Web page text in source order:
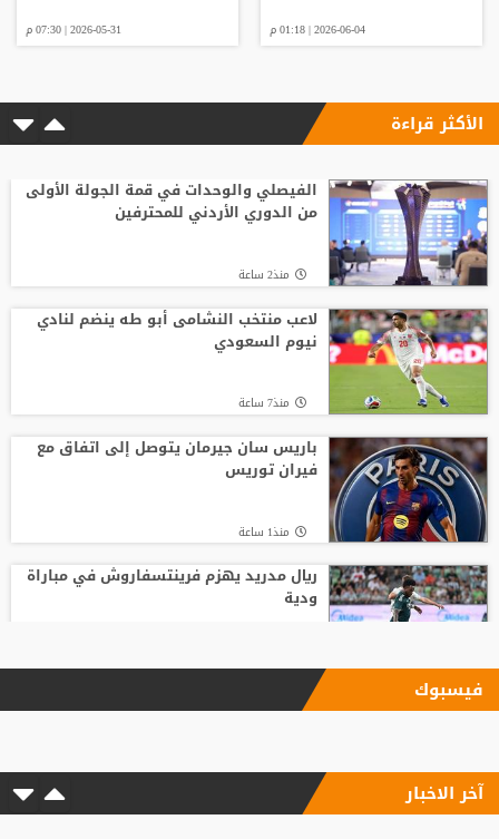
2026-06-04 | 01:18 م 2026-05-31 | 07:30 م
الأكثر قراءة
الفيصلي والوحدات في قمة الجولة الأولى
من الدوري الأردني للمحترفين
منذ2 ساعة
لاعب منتخب النشامى أبو طه ينضم لنادي
نيوم السعودي
منذ7 ساعة
باريس سان جيرمان يتوصل إلى اتفاق مع
فيران توريس
منذ1 ساعة
ريال مدريد يهزم فرينتسفاروش في مباراة
ودية
ليفربول يحسم صفقة أراخو لاعب برشلونة فيسبوك
آخر الاخبار